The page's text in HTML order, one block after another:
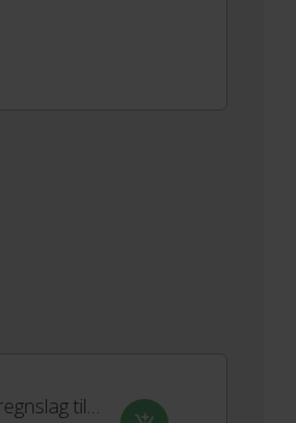
BikePartner universelt regnslag til barnestol